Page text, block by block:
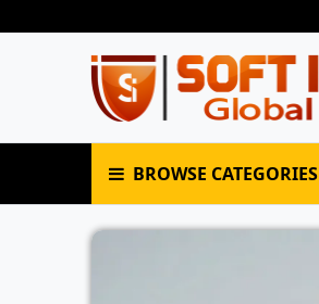
BROWSE CATEGORIES